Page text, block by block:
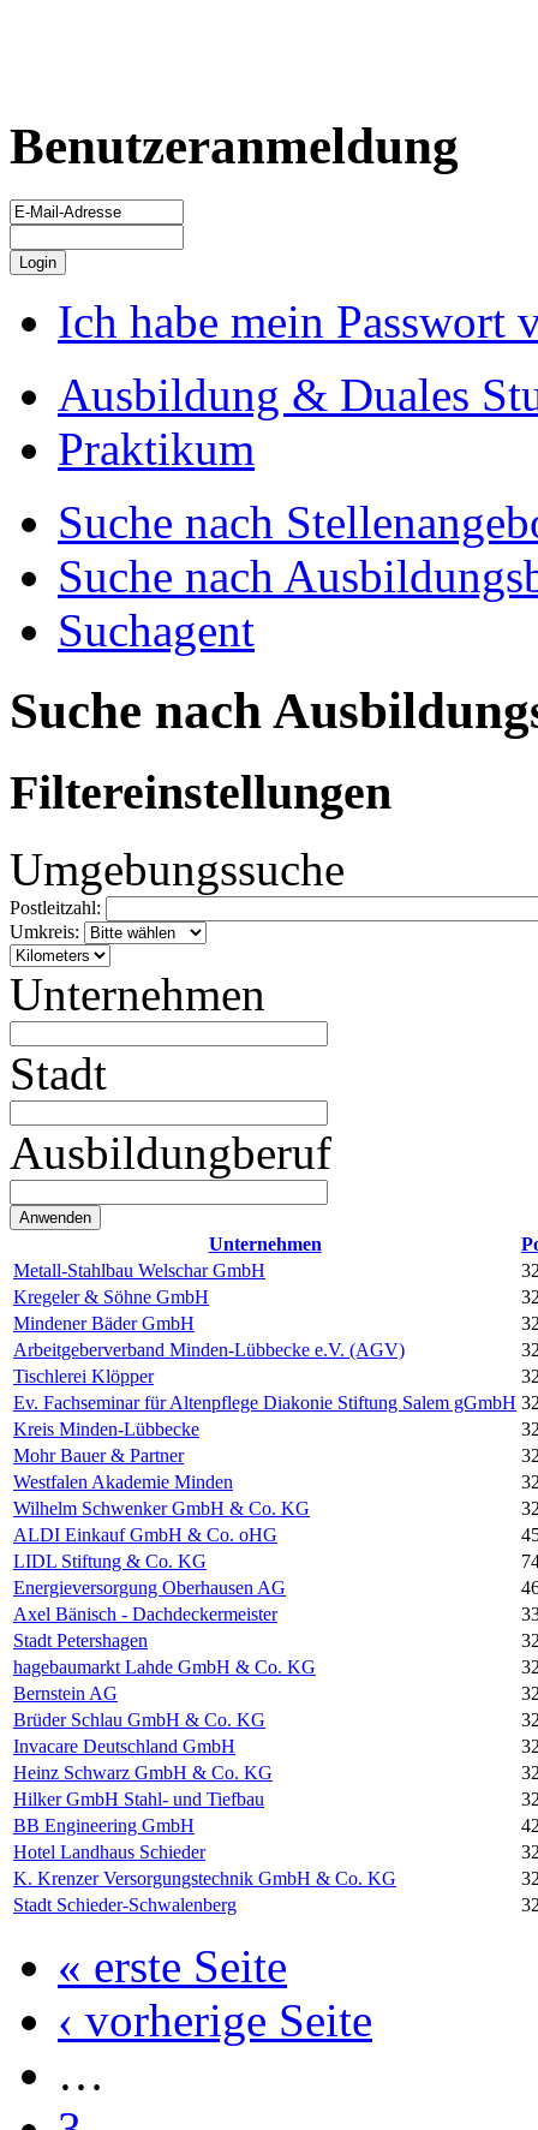
Benutzeranmeldung
Ich habe mein Passwort
Ausbildung & Duales
Praktikum
Suche nach
Suche nach
Suchagent
Suche nach
Filtereinstellungen
Umgebungssuche
Postleitzahl:
Umkreis:
Unternehmen
Stadt
Ausbildungberuf
Unternehmen
Metall-Stahlbau Welschar GmbH
Kregeler & Söhne GmbH
Mindener Bäder GmbH
Arbeitgeberverband Minden-Lübbecke e.V. (AGV)
Tischlerei Klöpper
Ev. Fachseminar für Altenpflege Diakonie Stiftung Salem gGmbH
Kreis Minden-Lübbecke
Mohr Bauer & Partner
Westfalen Akademie Minden
Wilhelm Schwenker GmbH & Co. KG
ALDI Einkauf GmbH & Co. oHG
LIDL Stiftung & Co. KG
Energieversorgung Oberhausen AG
Axel Bänisch - Dachdeckermeister
Stadt Petershagen
hagebaumarkt Lahde GmbH & Co. KG
Bernstein AG
Brüder Schlau GmbH & Co. KG
Invacare Deutschland GmbH
Heinz Schwarz GmbH & Co. KG
Hilker GmbH Stahl- und Tiefbau
BB Engineering GmbH
Hotel Landhaus Schieder
K. Krenzer Versorgungstechnik GmbH & Co. KG
Stadt Schieder-Schwalenberg
« erste Seite
‹ vorherige Seite
…